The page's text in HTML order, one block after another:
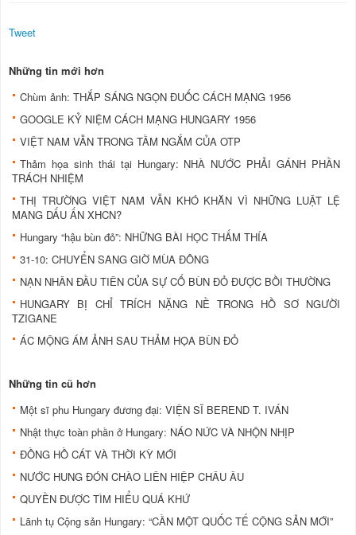
Tweet
Những tin mới hơn
Chùm ảnh: THẮP SÁNG NGỌN ĐUỐC CÁCH MẠNG 1956
GOOGLE KỶ NIỆM CÁCH MẠNG HUNGARY 1956
VIỆT NAM VẪN TRONG TẦM NGẮM CỦA OTP
Thảm họa sinh thái tại Hungary: NHÀ NƯỚC PHẢI GÁNH PHẦN
TRÁCH NHIỆM
THỊ TRƯỜNG VIỆT NAM VẪN KHÓ KHĂN VÌ NHỮNG LUẬT LỆ
MANG DẤU ẤN XHCN?
Hungary “hậu bùn đỏ”: NHỮNG BÀI HỌC THẤM THÍA
31-10: CHUYỂN SANG GIỜ MÙA ĐÔNG
NẠN NHÂN ĐẦU TIÊN CỦA SỰ CỐ BÙN ĐỎ ĐƯỢC BỒI THƯỜNG
HUNGARY BỊ CHỈ TRÍCH NẶNG NỀ TRONG HỒ SƠ NGƯỜI
TZIGANE
ÁC MỘNG ÁM ẢNH SAU THẢM HỌA BÙN ĐỎ
Những tin cũ hơn
Một sĩ phu Hungary đương đại: VIỆN SĨ BEREND T. IVÁN
Nhật thực toàn phần ở Hungary: NÁO NỨC VÀ NHỘN NHỊP
ĐỒNG HỒ CÁT VÀ THỜI KỲ MỚI
NƯỚC HUNG ĐÓN CHÀO LIÊN HIỆP CHÂU ÂU
QUYỀN ĐƯỢC TÌM HIỂU QUÁ KHỨ
Lãnh tụ Cộng sản Hungary: “CẦN MỘT QUỐC TẾ CỘNG SẢN MỚI”